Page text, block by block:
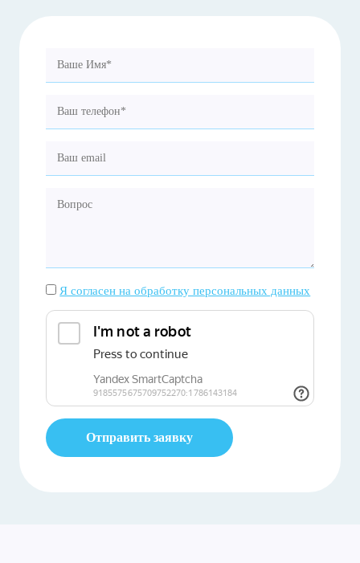
Я согласен на обработку персональных данных
Отправить заявку